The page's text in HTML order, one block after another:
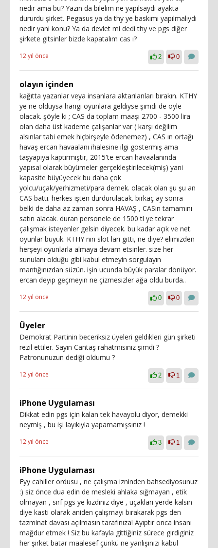
nedir ama bu? Yazın da bilelim ne yapılsaydı ayakta
dururdu şirket. Pegasus ya da thy ye baskımı yapılmalıydı
nedir yani konu? Ya da devlet mi dedi thy ve pgs diğer
şirkete gitsinler bizde kapatalım cas ı?
12 yıl önce 2 0
olayın içinden
kağıtta yazanlar veya insanlara aktarılanları bırakın. KTHY
ye ne olduysa hangi oyunlara geldiyse şimdi de öyle
olacak. şöyle ki ; CAS da toplam maaşı 2700 - 3500 lira
olan daha üst kademe çalışanlar var ( karşı değilim
alsınlar tabi emek hiçbirşeyle ödenemez) , CAS ın ortağı
havaş ercan havaalanı ihalesine ilgi göstermiş ama
taşyapıya kaptırmıştır, 2015'te ercan havaalanında
yapısal olarak büyümeler gerçekleştirilecek(miş) yani
kapasite büyüyecek bu daha çok
yolcu/uçak/yerhizmeti/para demek. olacak olan şu şu an
CAS battı. herkes işten durdurulacak. birkaç ay sonra
belki de daha az zaman sonra HAVAŞ , CASın tamamını
satın alacak. duran personele de 1500 tl ye tekrar
çalışmak isteyenler gelsin diyecek. bu kadar açık ve net.
oyunlar büyük. KTHY nin slot ları gitti, ne diye? elimizden
herşeyi oyunlarla almaya devam etsinler. size her
sunulanı olduğu gibi kabul etmeyin sorgulayın
mantığınızdan süzün. işin ucunda büyük paralar dönüyor.
ercan deyip geçmeyin ne çizmesizler ağa oldu burda..
12 yıl önce 0 0
Üyeler
Demokrat Partinin beceriksiz üyeleri geldikleri gün şirketi
rezil ettiler. Sayın Cantaş rahatmısınız şimdi ?
Patronunuzun dediği oldumu ?
12 yıl önce 2 1
iPhone Uygulaması
Dikkat edin pgs için kalan tek havayolu diyor, demekki
neymiş , bu işi layıkıyla yapamamışsınız !
12 yıl önce 3 1
iPhone Uygulaması
Eyy cahiller ordusu , ne çalışma izninden bahsediyosunuz
:) siz önce dua edin de mesleki ahlaka sığmayan , etik
olmayan , sırf pgs ye kızdınız diye , uçakları yerde kalsın
diye kasti olarak aniden çalışmayı bırakarak pgs den
tazminat davası açılmasın tarafınıza! Ayıptır onca insanı
mağdur etmek ! Siz bu kafayla gittiğiniz sürece girdiginiz
her şirket batar maalesef çünkü ne yanlışınızı kabul